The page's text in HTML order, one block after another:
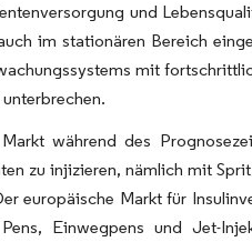
und
im stationären Bereich
mit
während des
zu injizieren, nämlich mit
europäische Markt für
Einwegpens und Jet-